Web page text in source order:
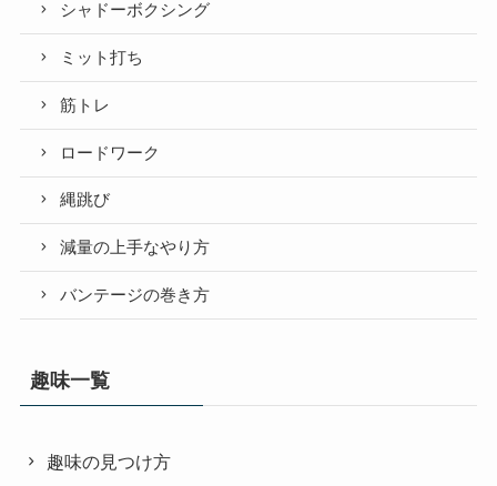
シャドーボクシング
ミット打ち
筋トレ
ロードワーク
縄跳び
減量の上手なやり方
バンテージの巻き方
趣味一覧
趣味の見つけ方